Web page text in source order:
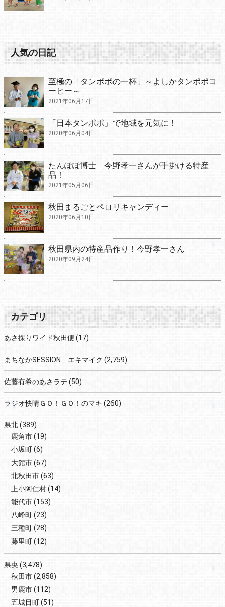
人気の日記
至極の「タンポポの一杯」～よしかタンポポコ
ーヒー～
2021年06月17日
「日本タンポポ」で地域を元気に！
2020年06月04日
たんぽぽ博士 今野孝一さんが手掛ける特産
品！
2021年05月06日
秋田まるごとペロリキャンディー
2020年06月10日
秋田県内の特産品作り！今野孝一さん
2020年09月24日
カテゴリ
あさ採りワイド秋田便 (17)
まちなかSESSION エキマイク (2,759)
佐藤有希のあさラテ (50)
ラジオ快晴ＧＯ！ＧＯ！のマキ (260)
県北(389)
鹿角市(19)
小坂町(6)
大館市(67)
北秋田市(63)
上小阿仁村(14)
能代市(153)
八峰町(23)
三種町(28)
藤里町(12)
県央(3,478)
秋田市(2,858)
男鹿市(112)
五城目町(51)